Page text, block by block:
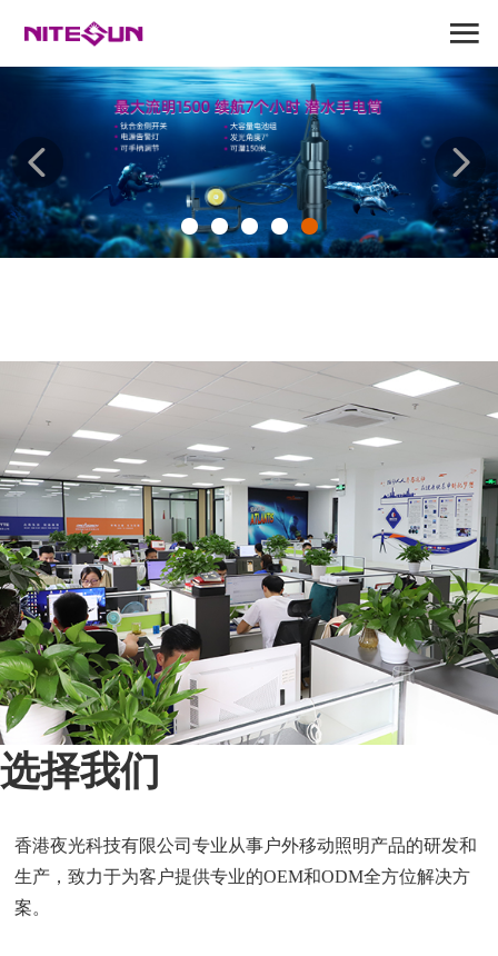
选择我们
香港夜光科技有限公司专业从事户外移动照明产品的研发和
生产，致力于为客户提供专业的OEM和ODM全方位解决方
案。